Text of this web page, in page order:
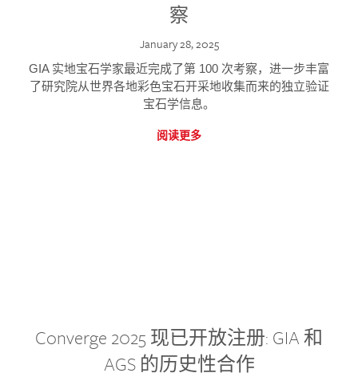
察
January 28, 2025
GIA 实地宝石学家最近完成了第 100 次考察，进一步丰富
了研究院从世界各地彩色宝石开采地收集而来的独立验证
宝石学信息。
阅读更多
Converge 2025 现已开放注册: GIA 和
AGS 的历史性合作